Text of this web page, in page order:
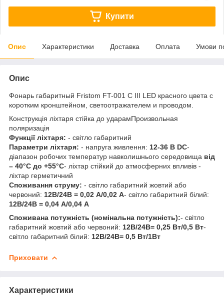
Купити
Опис Характеристики Доставка Оплата Умови
Опис
Фонарь габаритный Fristom FT-001 C III LED красного цвета с
коротким кронштейном, светоотражателем и проводом.
Конструкція ліхтаря стійка до ударамПроизвольная
поляризація
Функції ліхтаря: - світло габаритний
Параметри ліхтаря: - напруга живлення: 12-36 В DC-
діапазон робочих температур навколишнього середовища від
– 40°C до +55°C- ліхтар стійкий до атмосферних впливів -
ліхтар герметичний
Споживання струму: - світло габаритний жовтий або
червоний: 12В/24В = 0,02 А/0,02 А- світло габаритний білий:
12В/24В = 0,04 А/0,04 А
Споживана потужність (номінальна потужність):- світло
габаритний жовтий або червоний: 12В/24В= 0,25 Вт/0,5 Вт-
світло габаритний білий: 12В/24В= 0,5 Вт/1Вт
Приховати
Характеристики